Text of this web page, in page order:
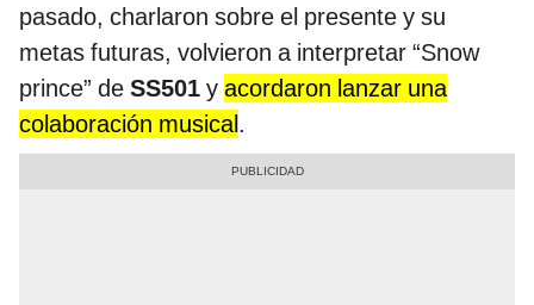
pasado, charlaron sobre el presente y su
metas futuras, volvieron a interpretar “Snow
prince” de SS501 y acordaron lanzar una
colaboración musical.